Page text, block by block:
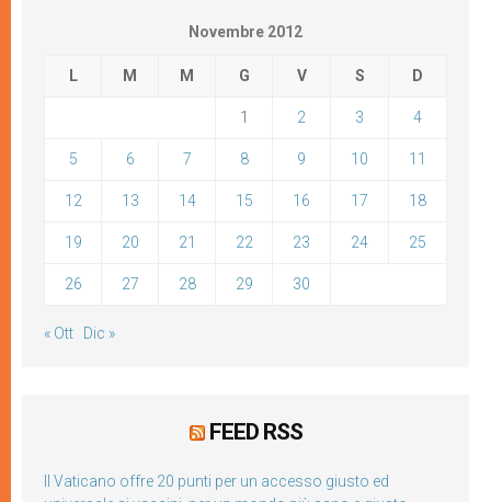
Novembre 2012
L M M G V S D
1 2 3 4
5 6 7 8 9 10 11
12 13 14 15 16 17 18
19 20 21 22 23 24 25
26 27 28 29 30
« Ott Dic »
FEED RSS
Il Vaticano offre 20 punti per un accesso giusto ed